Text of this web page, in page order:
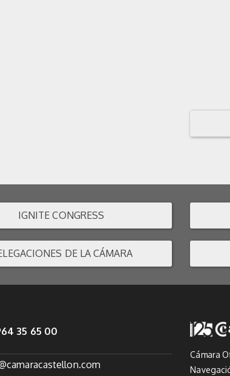
IGNITE CONGRESS
DE LA CÁMARA
35 65 00
Cámara